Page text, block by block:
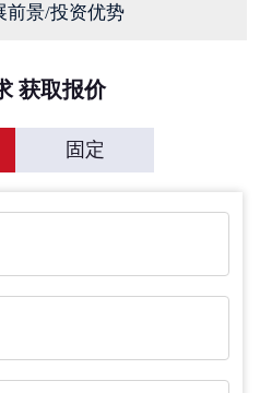
前景/投资优势
获取报价
固定